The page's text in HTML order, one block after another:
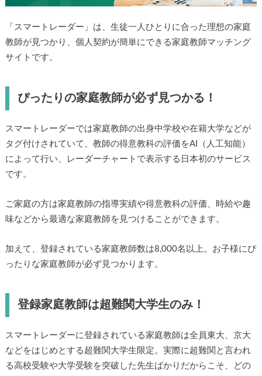
「スマートレーダー」は、生徒一人ひとりに合った理想の家庭
教師が見つかり、個人契約が簡単にできる家庭教師マッチング
サイトです。
ぴったりの家庭教師が必ず見つかる！
スマートレーダーでは家庭教師の出身中学校や在籍大学などが
タグ付けされていて、教師の得意教科の評価をAI（人工知能）
によって行い、レーダーチャートで表示する日本初のサービス
です。
ご家庭の方は家庭教師の指導実績や得意教科の評価、時給や趣
味などから最適な家庭教師を見つけることができます。
加えて、登録されている家庭教師数は8,000名以上。お子様にぴ
ったりな家庭教師が必ず見つかります。
登録家庭教師は超難関大学生のみ！
スマートレーダーに登録されている家庭教師は全員東大、京大
などをはじめとする超難関大学生限定。実際に超難関と言われ
る高校受験や大学受験を突破した先生ばかりだからこそ、どの